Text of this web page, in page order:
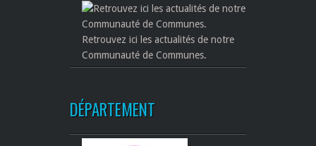
Retrouvez ici les actualités de notre
Communauté de Communes.
DÉPARTEMENT